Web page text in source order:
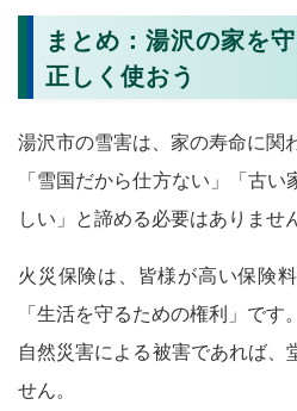
まとめ：湯沢の家を
正しく使おう
湯沢市の雪害は、家の寿命に関
「雪国だから仕方ない」「古
しい」と諦める必要はありません
火災保険は、皆様が高い保険
「生活を守るための権利」です。
自然災害による被害であれば、
せん。